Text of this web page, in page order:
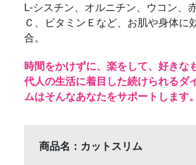
L-シスチン、オルニチン、ウコン、
Ｃ、ビタミンＥなど、お肌や身体に
合。
時間をかけずに、楽をして、好きな
代人の生活に着目した続けられるダ
ムはそんなあなたをサポートします。
商品名：カットスリム